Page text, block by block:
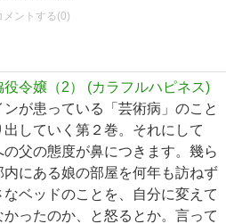
メントする(0)
令嬢（2） (カラフルハピネス)
が患っている「芸術病」のこと
出していく第２巻。それにして
の父の態度が鼻につきます。幾ら
にある娘の部屋を何年も訪ねず
ベッドのことを、自分に変えて
ったのか、と怒るとか。言って